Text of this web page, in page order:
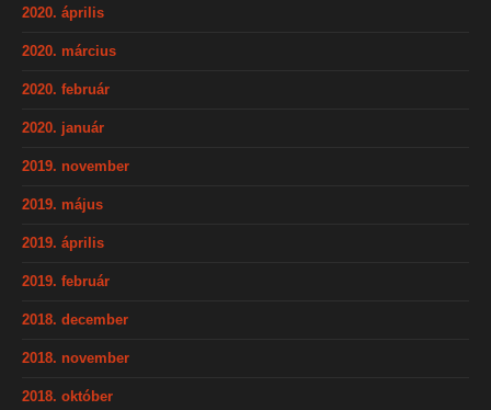
2020. április
2020. március
2020. február
2020. január
2019. november
2019. május
2019. április
2019. február
2018. december
2018. november
2018. október